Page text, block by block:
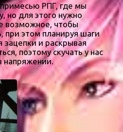
РПГ, где мы
но для этого нужно
возможное, чтобы
при этом планируя шаги
и раскрывая
поэтому скучать у нас
напряжении.